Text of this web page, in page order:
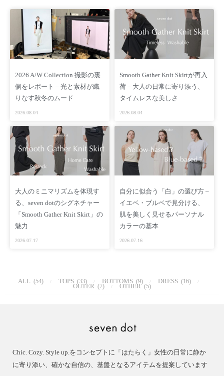
少しでも迷われましたら、ご購入前に画面右下の公式LINEもし
くはCONTACTからお気軽にご相談くださいませ。スタッフが着
用感などを丁寧にご案内いたします。
※当店では一点一点大切にお届けしているため、お届け後のお
事前のチャット相談をご活用いただき、安心してお買い物をお
楽しみくださいませ。
▼ よくあるご質問はこちら
【価格】 ¥23,650（税込 ）/ ¥21,500(税別）
【商品番号】SD05S-OLS-GRAY
【素材】本体 ポリエステル 63% レーヨン 26% 毛 6% ポリ
別布 綿 100%
【重さ】 465g
【生産国】中国
【SIZE】 FREE
※手作業による平置きでの採寸の為、多少の誤差が出る場合が
ございます
スタッフ169cm、154cm
154cmのスタッフは普段XS-Sサイズのため、ウエストも大きめ
2026 A/W Collection 撮影の裏
側をレポート – 光と素材が織
りなす秋冬のムード
2026.08.04
Smooth Gather Knit Skirtが再入
荷 – 大人の日常に寄り添う、
タイムレスな美しさ
2026.08.04
大人のミニマリズムを体現す
る、seven dotのシグネチャー
「Smooth Gather Knit Skirt」の
魅力
2026.07.17
自分に似合う「白」の選び方 –
イエベ・ブルベで見分ける、
肌を美しく見せるパーソナル
カラーの基本
2026.07.16
ALL (54) TOPS (33) BOTTOMS (9) DRESS (16)
OUTER (7) OTHER (5)
Chic. Cozy. Style up.をコンセプトに「はたらく」女性の日常に静か
に寄り添い、確かな自信の、基盤となるアイテムを提案しています